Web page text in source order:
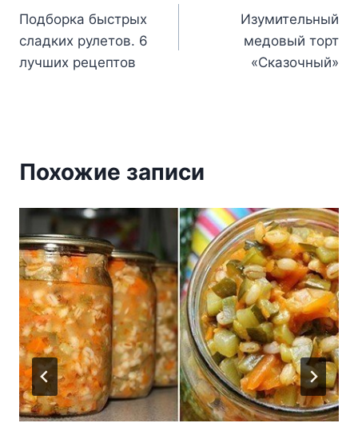
по
записям
Подборка быстрых
сладких рулетов. 6
лучших рецептов
Изумительный
медовый торт
«Сказочный»
Похожие записи